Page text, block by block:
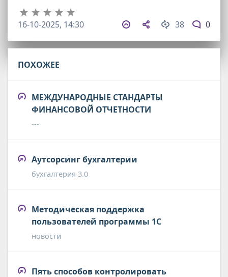
38 0
16-10-2025, 14:30
ПОХОЖЕЕ
МЕЖДУНАРОДНЫЕ СТАНДАРТЫ
ФИНАНСОВОЙ ОТЧЕТНОСТИ
---
Аутсорсинг бухгалтерии
бухгалтерия 3.0
Методическая поддержка
пользователей программы 1С
новости
Пять способов контролировать